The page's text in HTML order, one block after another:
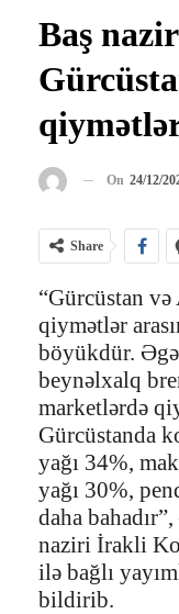
Baş
On 24/12/
Share
“Gürcüstan
qiymətlər
böyükdür.
beynəlxalq
marketlərdə
Gürcüstanda
yağı 34%,
yağı 30%,
daha
naziri İrakli
ilə bağlı
bildirib.